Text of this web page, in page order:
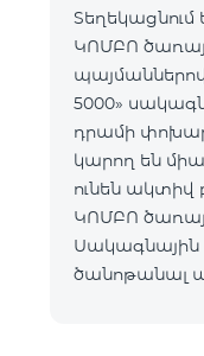
Տեղեկացնում
ԿՈՄԲՈ
5000»
դրամի փոխարեն
կարող են
ունեն ակտիվ
ԿՈՄԲՈ
ծանոթանալ